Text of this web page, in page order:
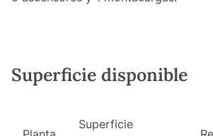
Superficie disponible
Superficie